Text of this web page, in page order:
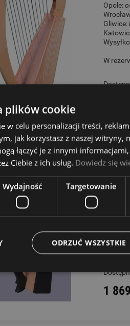
Opole:
Gliwice:
W
W
1
plików cookie
w celu personalizacji treści,
jak korzystasz z naszej witryny,
łączyć je z innymi
Ciebie z ich usług. Dowiedz się
Wydajność Targetowanie
ODRZUĆ WSZYSTKIE